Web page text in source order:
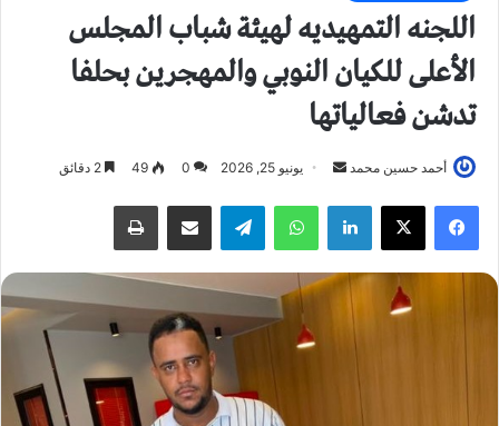
اللجنه التمهيديه لهيئة شباب المجلس
الأعلى للكيان النوبي والمهجرين بحلفا
تدشن فعالياتها
أحمد حسين محمد
ل
ب
يونيو 25, 2026 0
49
فيسبوك لينكدإن واتساب